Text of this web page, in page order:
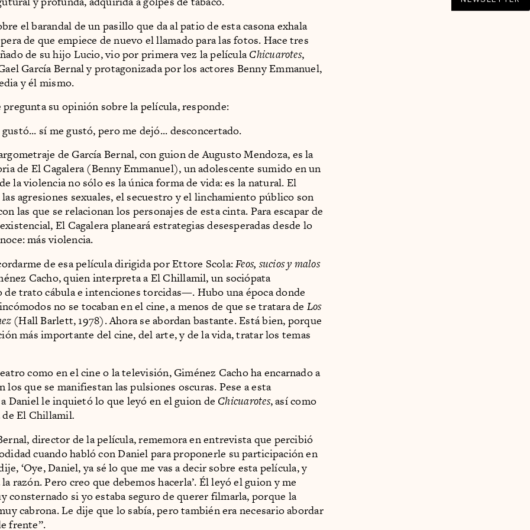
el barandal de un pasillo que da al patio de esta casona exhala
de que empiece de nuevo el llamado para las fotos. Hace tres
de su hijo Lucio, vio por primera vez la películaChicuarotes,
García Bernal y protagonizada por los actores Benny Emmanuel,
y él mismo.
pregunta su opinión sobre la película, responde:
sí me gustó, pero me dejó... desconcertado.
de García Bernal, con guion de Augusto Mendoza, es la
de El Cagalera (Benny Emmanuel), un adolescente sumido en un
la violencia no sólo es la única forma de vida: es la natural. El
agresiones sexuales, el secuestro y el linchamiento público son
las que se relacionan los personajes de esta cinta. Para escapar de
El Cagalera planeará estrategias desesperadas desde lo
más violencia.
de esa película dirigida por Ettore Scola:Feos, sucios y malos
Cacho, quien interpreta a El Chillamil, un sociópata
de trato cábula e intenciones torcidas—. Hubo una época donde
no se tocaban en el cine, a menos de que se tratara de Los
(Hall Barlett, 1978). Ahora se abordan bastante. Está bien, porque
más importante del cine, del arte, y de la vida, tratar los temas
como en el cine o la televisión, Giménez Cacho ha encarnado a
los que se manifiestan las pulsiones oscuras. Pese a esta
Daniel le inquietó lo que leyó en el guion de Chicuarotes, así como
de El Chillamil.
director de la película, rememora en entrevista que percibió
cuando habló con Daniel para proponerle su participación en
‘Oye, Daniel, ya sé lo que me vas a decir sobre esta película, y
razón. Pero creo que debemos hacerla’. Él leyó el guion y me
consternado si yo estaba seguro de querer filmarla, porque la
cabrona. Le dije que lo sabía, pero también era necesario abordar
frente”.